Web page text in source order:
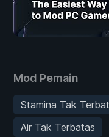
Mod Pemain
Stamina Tak
Air Tak Terbatas